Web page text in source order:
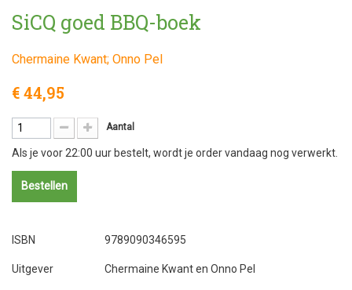
SiCQ goed BBQ-boek
Chermaine Kwant; Onno Pel
€ 44,95
Aantal
Als je voor 22:00 uur bestelt, wordt je order vandaag nog verwerkt.
Bestellen
ISBN 9789090346595
Uitgever Chermaine Kwant en Onno Pel